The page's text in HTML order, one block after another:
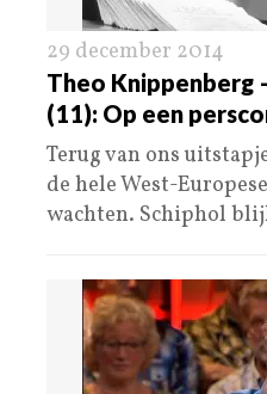
29 december 2014
Theo Knippenberg
(11): Op een
Terug van ons
de hele West-
wachten. Schiphol